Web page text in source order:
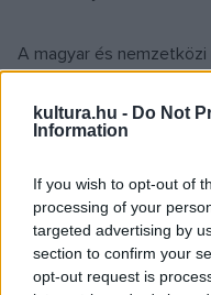
kultura.hu - Do Not
Information
If you wish to opt-out of
processing of your
targeted advertising by
section to confirm your
opt-out request is
A magyar és
rövidfilmek nemzetközi
rövidfilmtől a
vendégei között
fesztiválszervezők és
különböző országaiból.